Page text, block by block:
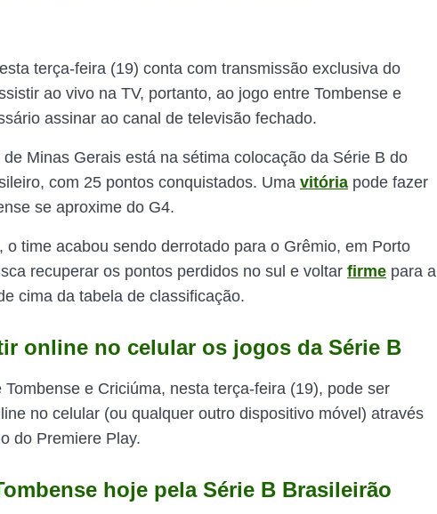
terça-feira (19) conta com transmissão exclusiva do
ao vivo na TV, portanto, ao jogo entre Tombense e
assinar ao canal de televisão fechado.
Minas Gerais está na sétima colocação da Série B do
com 25 pontos conquistados. Uma vitória pode fazer
se aproxime do G4.
o time acabou sendo derrotado para o Grêmio, em Porto
recuperar os pontos perdidos no sul e voltar firme para a
cima da tabela de classificação.
online no celular os jogos da Série B
Tombense e Criciúma, nesta terça-feira (19), pode ser
no celular (ou qualquer outro dispositivo móvel) através
do Premiere Play.
hoje pela Série B Brasileirão